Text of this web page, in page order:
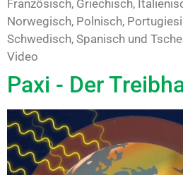
Französisch, Griechisch,
Norwegisch, Polnisch,
Schwedisch, Spanisch und
Video
Paxi - Der